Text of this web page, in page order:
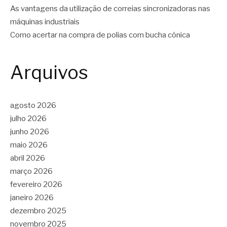
As vantagens da utilização de correias sincronizadoras nas
máquinas industriais
Como acertar na compra de polias com bucha cônica
Arquivos
agosto 2026
julho 2026
junho 2026
maio 2026
abril 2026
março 2026
fevereiro 2026
janeiro 2026
dezembro 2025
novembro 2025